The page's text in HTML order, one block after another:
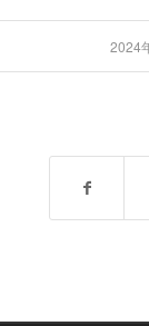
2024 /